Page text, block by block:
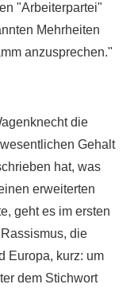
"Arbeiterpartei"
Mehrheiten
anzusprechen."
die
Gehalt
hat, was
erweiterten
geht es im ersten
die
Europa, kurz: um
dem Stichwort